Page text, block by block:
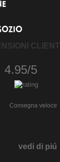
CLIENTI
4.95/5
Consegna veloce
vedi di piú